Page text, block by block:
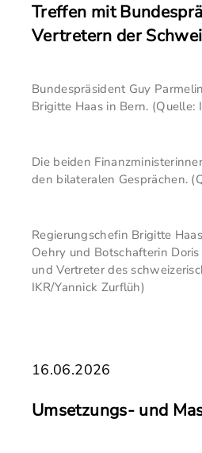
Treffen mit
Vertretern der
Bundespräsident Guy
Brigitte Haas in Bern. (Quelle:
Die beiden
den bilateralen Gesprächen.
Regierungschefin Brigitte
Oehry und Botschafterin
und Vertreter des
IKR/Yannick Zurflüh)
16.06.2026
Umsetzungs- und